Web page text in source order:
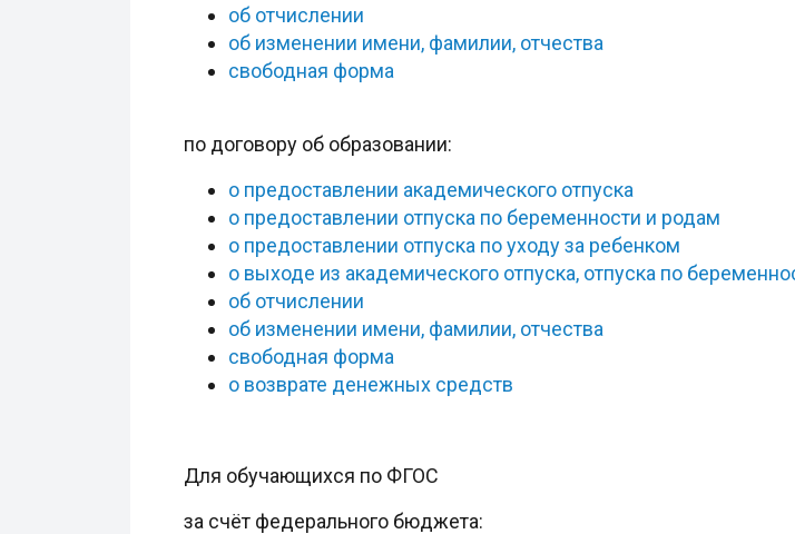
об отчислении
об изменении имени, фамилии, отчества
свободная форма
по договору об образовании:
о предоставлении академического отпуска
о предоставлении отпуска по беременности и родам
о предоставлении отпуска по уходу за ребенком
о выходе из академического отпуска, отпуска по
об отчислении
об изменении имени, фамилии, отчества
свободная форма
о возврате денежных средств
Для обучающихся по ФГОС
за счёт федерального бюджета: